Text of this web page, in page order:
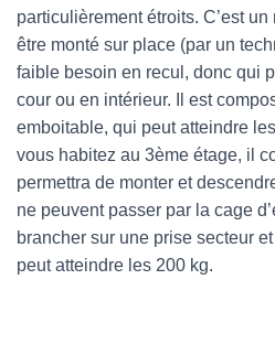
particulièrement étroits. C’est
être monté sur place (par un
faible besoin en recul, donc qui
cour ou en intérieur. Il est
emboitable, qui peut atteindre
vous habitez au 3ème étage, il
permettra de monter et
ne peuvent passer par la cage
brancher sur une prise secteur
peut atteindre les 200 kg.